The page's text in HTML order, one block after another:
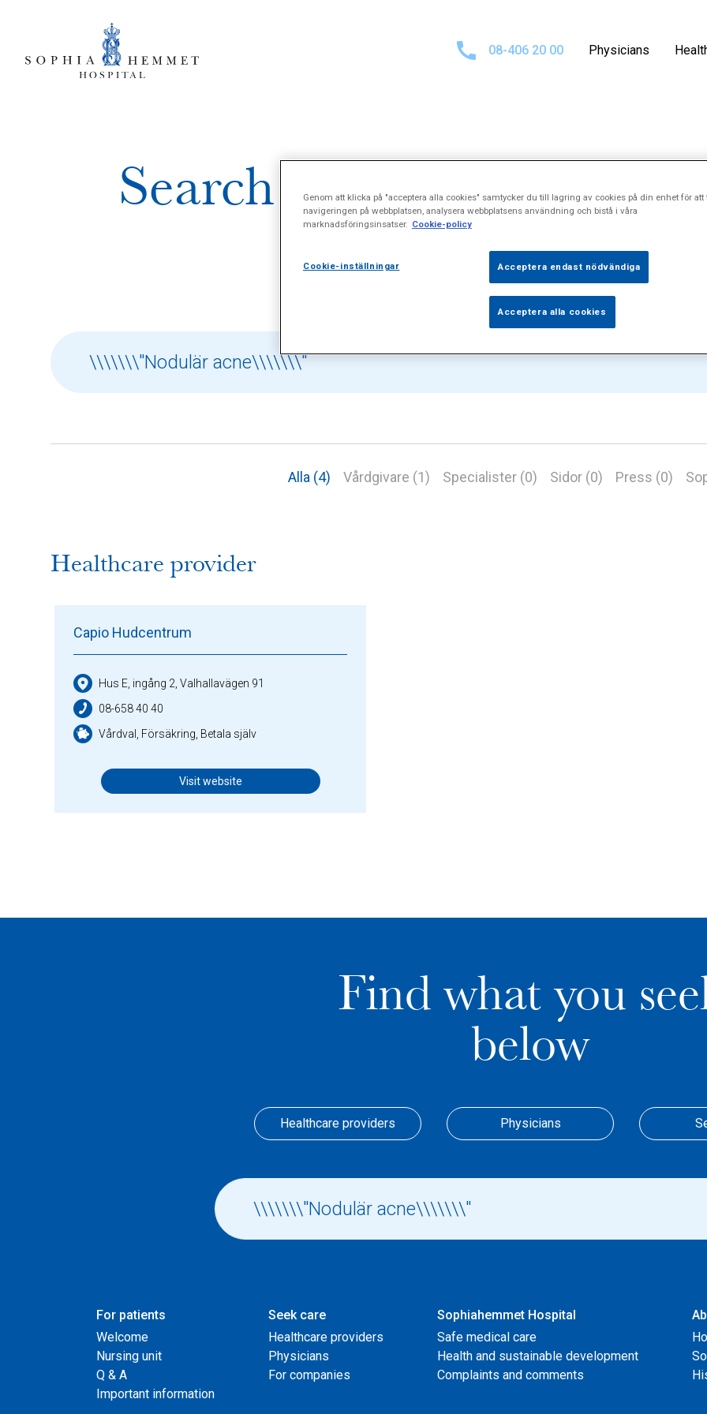
08-406 20 00 Physicians
Search results for
acne\\\\\\\"
Alla (4) Vårdgivare (1) Specialister (0) Sidor (0) Press (0)
Healthcare provider
Capio Hudcentrum
Hus E, ingång 2, Valhallavägen 91
08-658 40 40
Vårdval, Försäkring, Betala själv
Visit website
Find what you
below
Healthcare providers Physicians
For patients
Welcome
Nursing unit
Q & A
Important information
Seek care
Healthcare providers
Physicians
For companies
Sophiahemmet Hospital
Safe medical care
Health and sustainable development
Complaints and comments
Genom att klicka på "acceptera alla cookies" samtycker du till lagring av cookies på din enhet för att
navigeringen på webbplatsen, analysera webbplatsens användning och bistå i våra
marknadsföringsinsatser. Cookie-policy
Cookie-inställningar Acceptera endast nödvändiga
Acceptera alla cookies